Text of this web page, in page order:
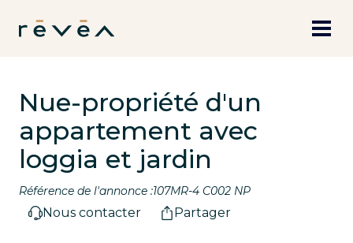
Nue-propriété d'un
appartement avec
loggia et jardin
Référence de l'annonce :107MR-4 C002 NP
Nous contacter Partager